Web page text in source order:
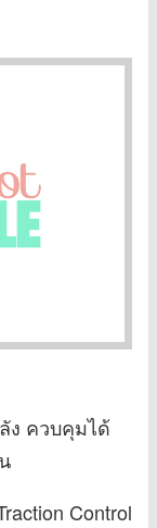
ง ควบคุมได้
Control